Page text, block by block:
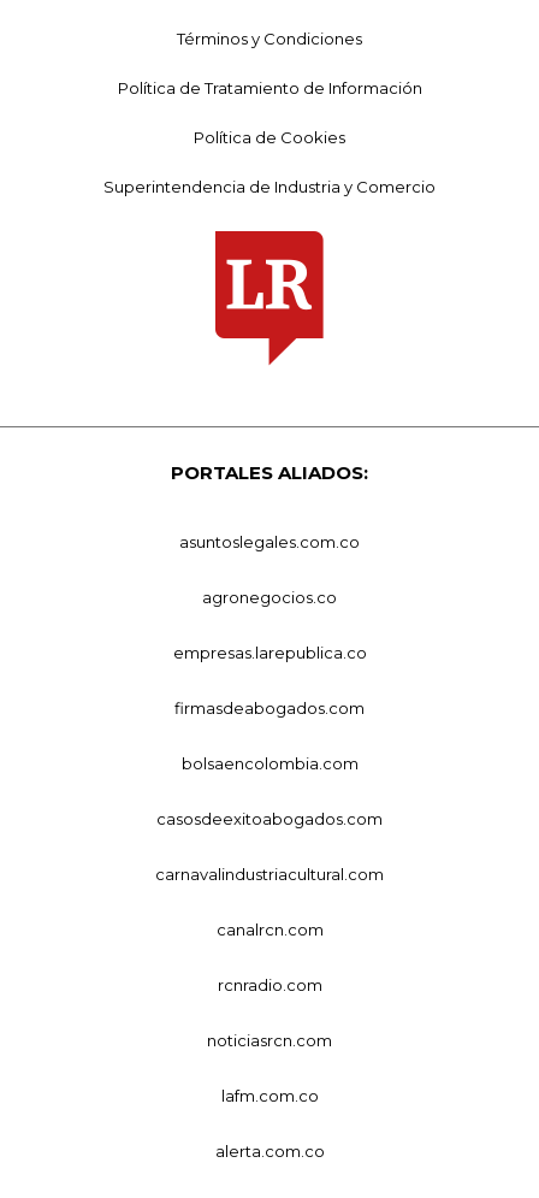
Términos y Condiciones
Política de Tratamiento de Información
Política de Cookies
Superintendencia de Industria y Comercio
PORTALES ALIADOS:
asuntoslegales.com.co
agronegocios.co
empresas.larepublica.co
firmasdeabogados.com
bolsaencolombia.com
casosdeexitoabogados.com
carnavalindustriacultural.com
canalrcn.com
rcnradio.com
noticiasrcn.com
lafm.com.co
alerta.com.co